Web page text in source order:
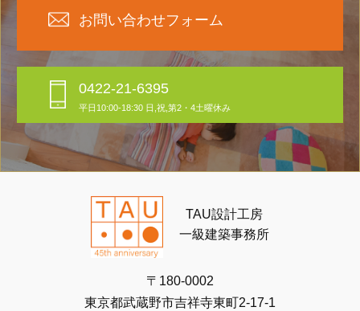
お問い合わせフォーム
0422-21-6395
平日10:00-18:30 日,祝,第2・4土曜休み
TAU設計工房
一級建築事務所
〒180-0002
東京都武蔵野市吉祥寺東町2-17-1